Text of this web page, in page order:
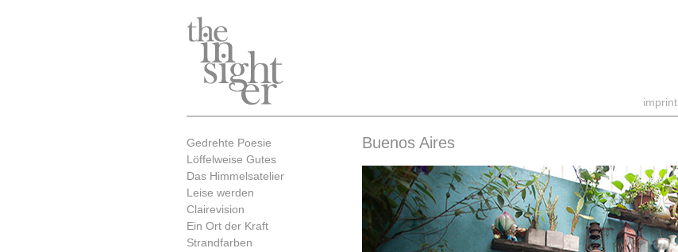
imprint
Gedrehte Poesie
Löffelweise Gutes
Das Himmelsatelier
Leise werden
Clairevision
Ein Ort der Kraft
Strandfarben
Buenos Aires